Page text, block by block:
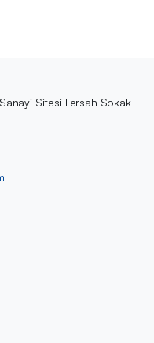
Sitesi Fersah Sokak